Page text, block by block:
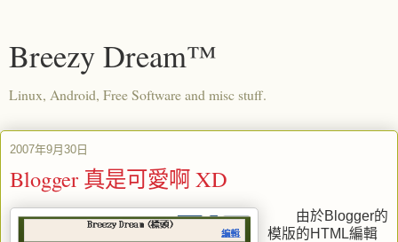
Breezy Dream™
Linux, Android, Free Software and misc stuff.
2007年9月30日
Blogger 真是可愛啊 XD
由於Blogger的
模版的HTML編輯